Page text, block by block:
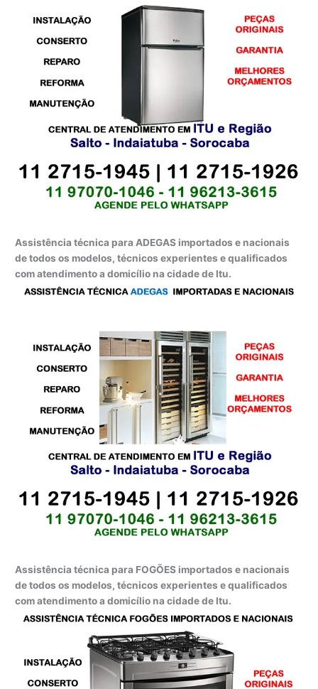
Assistência técnica para ADEGAS importados e nacionais
de todos os modelos, técnicos experientes e qualificados
com atendimento a domicílio na cidade de Itu.
Assistência técnica para FOGÕES importados e nacionais
de todos os modelos, técnicos experientes e qualificados
com atendimento a domicílio na cidade de Itu.